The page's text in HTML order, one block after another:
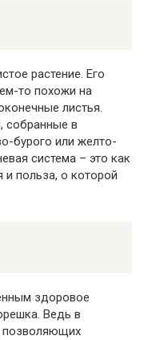
растение. Его
то похожи на
листья.
собранные в
бурого или желто-
система – это как
и польза, о которой
здоровое
Ведь в
позволяющих